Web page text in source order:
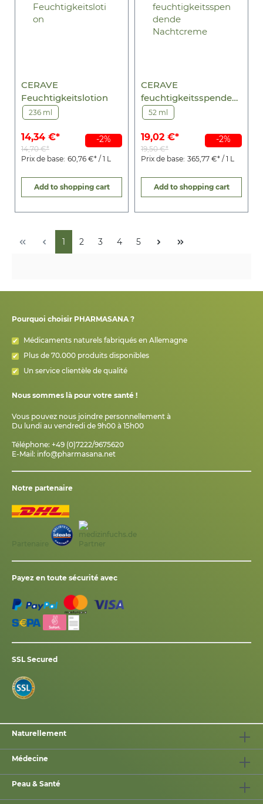
-2%
CERAVE
Feuchtigkeitslotion
236 ml
14,34 €*
14,70 €*
Prix de base: 60,76 €* / 1 L
Add to shopping cart
-2%
CERAVE
feuchtigkeitsspenden
de Nachtcreme
52 ml
19,02 €*
19,50 €*
Prix de base: 365,77 €* / 1 L
Add to shopping cart
1 2 3 4 5
Pourquoi choisir PHARMASANA ?
Médicaments naturels fabriqués en Allemagne
Plus de 70.000 produits disponibles
Un service clientèle de qualité
Nous sommes là pour votre santé !
Vous pouvez nous joindre personnellement à
Du lundi au vendredi de 9h00 à 15h00
Téléphone: +49 (0)7222/9675620
E-Mail: info@pharmasana.net
Notre partenaire
Payez en toute sécurité avec
SSL Secured
Naturellement
Médecine
Peau & Santé